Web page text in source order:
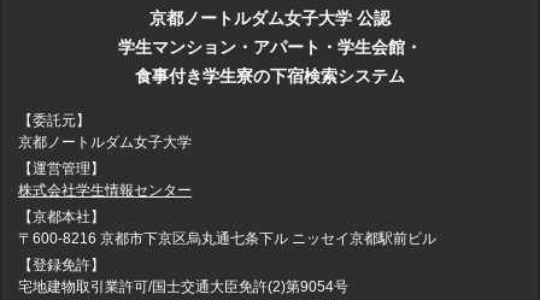
京都ノートルダム女子大学 公認
学生マンション・アパート・学生会館・
食事付き学生寮の下宿検索システム
【委託元】
京都ノートルダム女子大学
【運営管理】
株式会社学生情報センター
【京都本社】
〒600-8216 京都市下京区烏丸通七条下ル ニッセイ京都駅前ビル
【登録免許】
宅地建物取引業許可/国士交通大臣免許(2)第9054号